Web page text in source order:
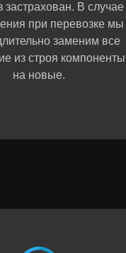
застрахован. В случае
при перевозке мы
заменим все
из строя компоненты
на новые.